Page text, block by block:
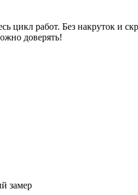
цикл работ. Без накруток и
доверять!
замер